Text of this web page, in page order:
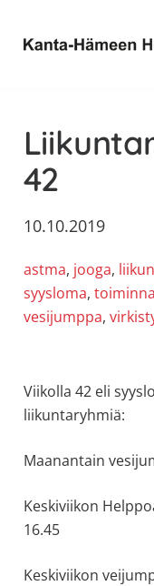
pääsisältöön
ensisijaiseen
alatunnisteeseen
Hämeen
Hengitys
ry
tietoa,
erityisesti
jos
koskettaa
astma,
muut
keuhkosairaudet,
tai
allergiat.
Hengitys
ry
42
10.10.2019
astma, jooga,
syysloma,
vesijumppa,
Viikolla 42 eli
liikuntaryhmiä:
Maanantain
Keskiviikon
16.45
Keskiviikon